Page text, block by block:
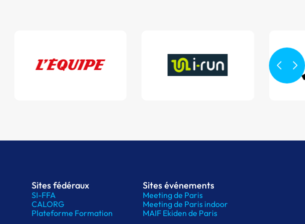
Sites fédéraux
SI-FFA
CALORG
Plateforme Formation
Sites événements
Meeting de Paris
Meeting de Paris indoor
MAIF Ekiden de Paris